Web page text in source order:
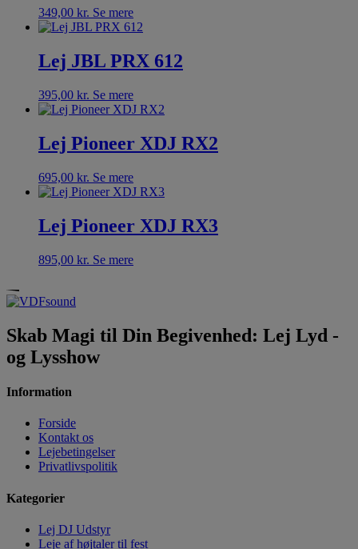
349,00 kr. Se mere
Lej JBL PRX 612
395,00 kr. Se mere
Lej Pioneer XDJ RX2
695,00 kr. Se mere
Lej Pioneer XDJ RX3
895,00 kr. Se mere
Skab Magi til Din Begivenhed: Lej Lyd -
og Lysshow
Information
Forside
Kontakt os
Lejebetingelser
Privatlivspolitik
Kategorier
Lej DJ Udstyr
Leje af højtaler til fest